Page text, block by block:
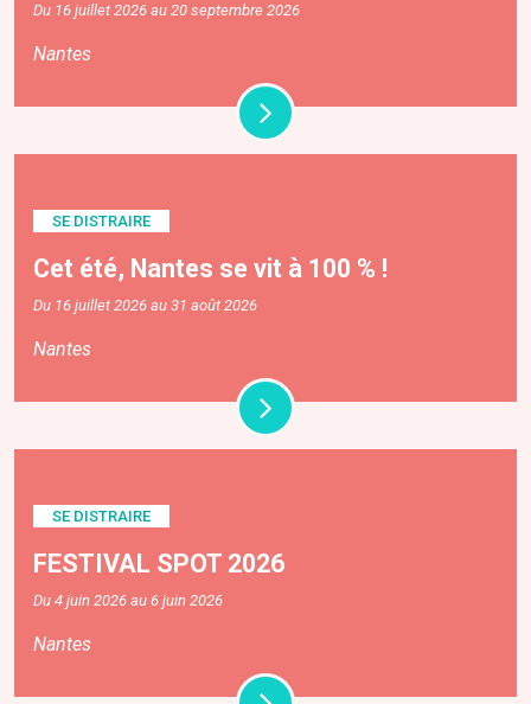
Du 16 juillet 2026 au 20 septembre 2026
Nantes
SE DISTRAIRE
Cet été, Nantes se vit à 100 % !
Du 16 juillet 2026 au 31 août 2026
Nantes
SE DISTRAIRE
FESTIVAL SPOT 2026
Du 4 juin 2026 au 6 juin 2026
Nantes